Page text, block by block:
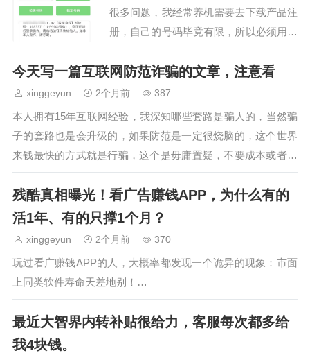
很多问题，我经常养机需要去下载产品注
册，自己的号码毕竟有限，所以必须用接
码平台。我之前用的椰子接码平台，有一
段时间未使用了，这个平台老地址是打不
开了的新地址我苦苦追…
今天写一篇互联网防范诈骗的文章，注意看
xinggeyun 2个月前 387
本人拥有15年互联网经验，我深知哪些套路是骗人的，当然骗
子的套路也是会升级的，如果防范是一定很烧脑的，这个世界
来钱最快的方式就是行骗，这个是毋庸置疑，不要成本或者只
需要少量成本制造幻想和预期就可以获得…
残酷真相曝光！看广告赚钱APP，为什么有的
活1年、有的只撑1个月？
xinggeyun 2个月前 370
玩过看广赚钱APP的人，大概率都发现一个诡异的现象：市面
上同类软件寿命天差地别！…
最近大智界内转补贴很给力，客服每次都多给
我4块钱。